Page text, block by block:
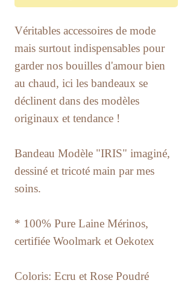
Véritables accessoires de mode
mais surtout indispensables pour
garder nos bouilles d'amour bien
au chaud, ici les bandeaux se
déclinent dans des modèles
originaux et tendance !
​Bandeau Modèle "IRIS" imaginé,
dessiné et tricoté main par mes
soins.
* 100% Pure Laine Mérinos,
certifiée Woolmark et Oekotex
Coloris: Ecru et Rose Poudré